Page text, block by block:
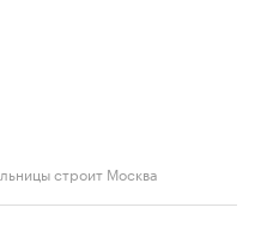
строит Москва